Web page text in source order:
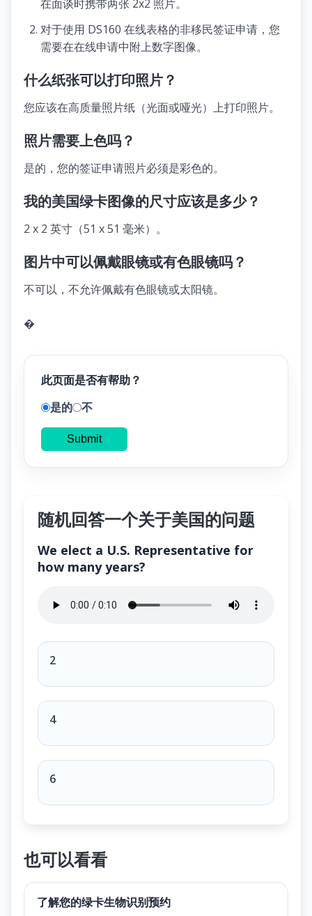
在面谈时携带两张 2x2 照片。
对于使用 DS160 在线表格的非移民签证申请，您
需要在在线申请中附上数字图像。
什么纸张可以打印照片？
您应该在高质量照片纸（光面或哑光）上打印照片。
照片需要上色吗？
是的，您的签证申请照片必须是彩色的。
我的美国绿卡图像的尺寸应该是多少？
2 x 2 英寸（51 x 51 毫米）。
图片中可以佩戴眼镜或有色眼镜吗？
不可以，不允许佩戴有色眼镜或太阳镜。
�
此页面是否有帮助？
是的 不
Submit
随机回答一个关于美国的问题
We elect a U.S. Representative for
how many years?
We elect a U.S. Representative for how many years?
2
4
6
也可以看看
了解您的绿卡生物识别预约